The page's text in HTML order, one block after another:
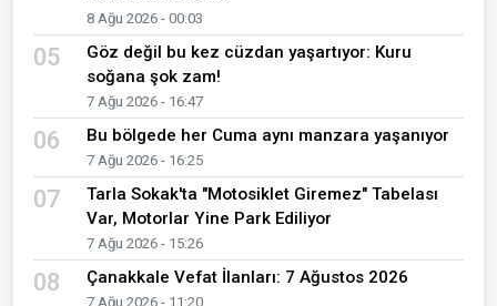
8 Ağu 2026 - 00:03
05
Göz değil bu kez cüzdan yaşartıyor: Kuru
soğana şok zam!
7 Ağu 2026 - 16:47
06 Bu bölgede her Cuma aynı manzara yaşanıyor
7 Ağu 2026 - 16:25
07
Tarla Sokak'ta "Motosiklet Giremez" Tabelası
Var, Motorlar Yine Park Ediliyor
7 Ağu 2026 - 15:26
08 Çanakkale Vefat İlanları: 7 Ağustos 2026
7 Ağu 2026 - 11:20